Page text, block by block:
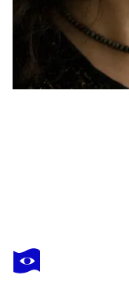
KATHARINA KRETSCHMER